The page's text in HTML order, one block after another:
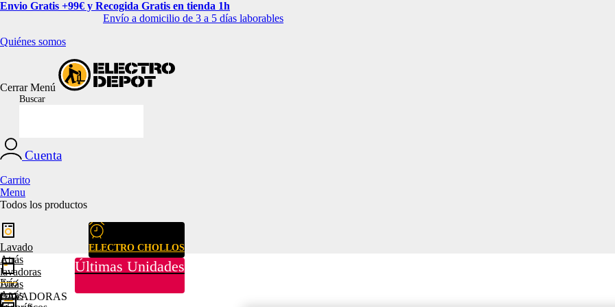
Envio Gratis +99€ y Recogida Gratis en tienda 1h
Envío a domicilio de 3 a 5 días laborables
Quiénes somos
CerrarMenú
Buscar
Cuenta
Carrito
Menu
Todos los productos
ELECTRO CHOLLOS
Últimas Unidades
Lavado
Atrás
lavadoras
Atrás
LAVADORAS
Frío
Atrás